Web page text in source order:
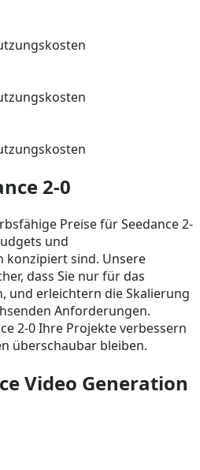
2-0
Preise für Seedance 2-
und
sind. Unsere
dass Sie nur für das
und erleichtern die Skalierung
Anforderungen.
2-0 Ihre Projekte verbessern
überschaubar bleiben.
Video Generation